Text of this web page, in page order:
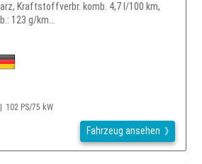
Kraftstoffverbr. komb. 4,7 l/100 km,
123 g/km...
102 PS/75 kW
Fahrzeug ansehen